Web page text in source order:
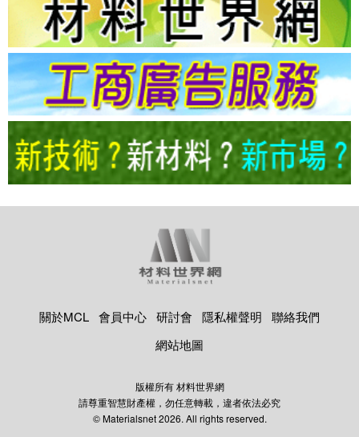
關於MCL 會員中心 研討會 隱私權聲明
聯絡我們
網站地圖
版權所有 材料世界網
請尊重智慧財產權，勿任意轉載，違者依法必究
© Materialsnet 2026. All rights reserved.